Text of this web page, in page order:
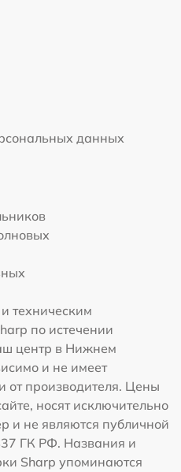
данных
техническим
по истечении
центр в Нижнем
и не имеет
от производителя. Цены
носят исключительно
и не являются публичной
ГК РФ. Названия и
Sharp упоминаются